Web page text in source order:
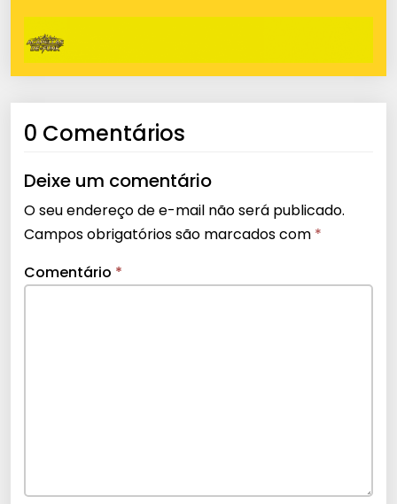
0 Comentários
Deixe um comentário
O seu endereço de e-mail não será publicado.
Campos obrigatórios são marcados com *
Comentário *